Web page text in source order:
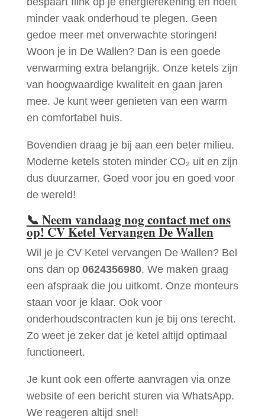
minder vaak onderhoud te plegen. Geen
gedoe meer met onverwachte storingen!
Woon je in De Wallen? Dan is een goede
verwarming extra belangrijk. Onze ketels zijn
van hoogwaardige kwaliteit en gaan jaren
mee. Je kunt weer genieten van een warm
en comfortabel huis.
Bovendien draag je bij aan een beter milieu.
Moderne ketels stoten minder CO₂ uit en zijn
dus duurzamer. Goed voor jou en goed voor
de wereld!
📞 Neem vandaag nog contact met ons
op! CV Ketel Vervangen De Wallen
Wil je je CV Ketel vervangen De Wallen? Bel
ons dan op 0624356980. We maken graag
een afspraak die jou uitkomt. Onze monteurs
staan voor je klaar. Ook voor
onderhoudscontracten kun je bij ons terecht.
Zo weet je zeker dat je ketel altijd optimaal
functioneert.
Je kunt ook een offerte aanvragen via onze
website of een bericht sturen via WhatsApp.
We reageren altijd snel!